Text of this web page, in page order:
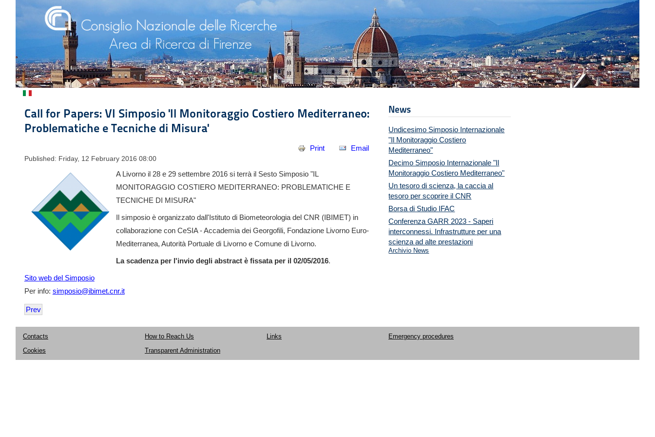
Call for Papers: VI Simposio 'Il Monitoraggio Costiero Mediterraneo:
Problematiche e Tecniche di Misura'
Print Email
Published: Friday, 12 February 2016 08:00
A Livorno il 28 e 29 settembre 2016 si terrà il Sesto Simposio "IL
MONITORAGGIO COSTIERO MEDITERRANEO: PROBLEMATICHE E
TECNICHE DI MISURA"
Il simposio è organizzato dall'Istituto di Biometeorologia del CNR (IBIMET) in
collaborazione con CeSIA - Accademia dei Georgofili, Fondazione Livorno Euro-
Mediterranea, Autorità Portuale di Livorno e Comune di Livorno.
La scadenza per l'invio degli abstract è fissata per il 02/05/2016.
Sito web del Simposio
Per info: simposio@ibimet.cnr.it
Prev
News
Undicesimo Simposio Internazionale
"Il Monitoraggio Costiero
Mediterraneo"
Decimo Simposio Internazionale "Il
Monitoraggio Costiero Mediterraneo"
Un tesoro di scienza, la caccia al
tesoro per scoprire il CNR
Borsa di Studio IFAC
Conferenza GARR 2023 - Saperi
interconnessi. Infrastrutture per una
scienza ad alte prestazioni
Archivio News
Contacts How to Reach Us Links
Emergency procedures
Cookies
Transparent Administration